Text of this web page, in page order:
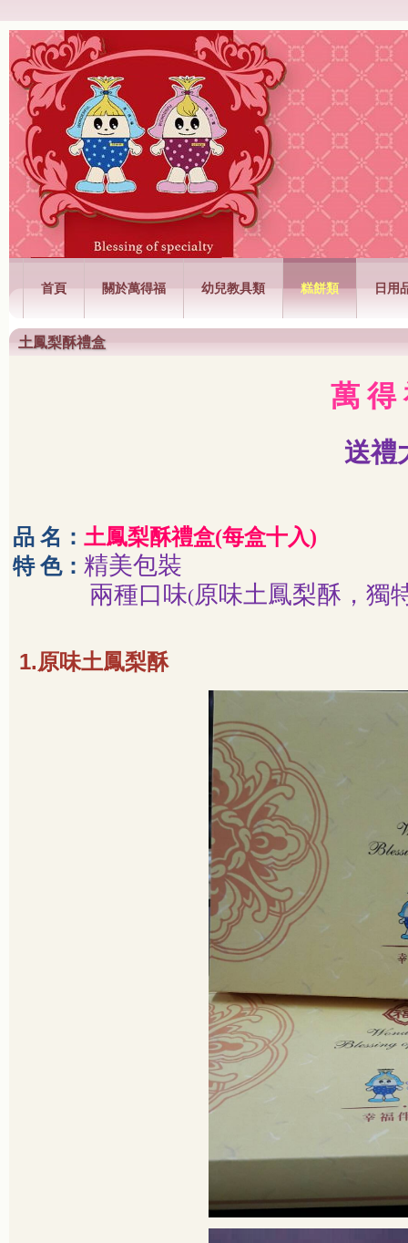
萬得福興業有限公司
首頁 關於萬得福 幼兒教具類 糕餅類 日用
土鳳梨酥禮盒
萬 得
送禮
品 名： 土鳳梨酥禮盒(每盒十入)
特 色： 精美包裝
兩種口味(原味土鳳梨酥，獨
1.原味土鳳梨酥